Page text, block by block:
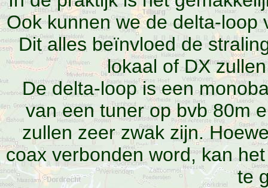
Ook kunnen we de delta-loop
Dit alles beïnvloed de
lokaal of DX
De delta-loop is een
van een tuner op bvb 80m
zullen zeer zwak zijn.
coax verbonden word, kan
te